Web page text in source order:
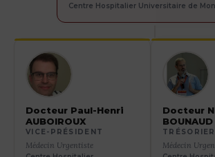
Centre Hospitalier Universitaire de
Docteur Paul-Henri
AUBOIROUX
VICE-PRÉSIDENT
Médecin Urgentiste
Docteur
BOUNAUD
TRÉSORIER
Médecin